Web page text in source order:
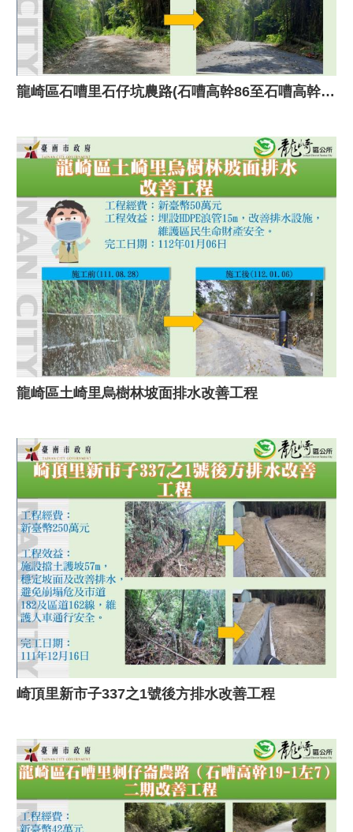
龍崎區石嘈里石仔坑農路(石嘈高幹86至石嘈高幹40左44左分18)改善工程
龍崎區土崎里烏樹林坡面排水改善工程
崎頂里新市子337之1號後方排水改善工程